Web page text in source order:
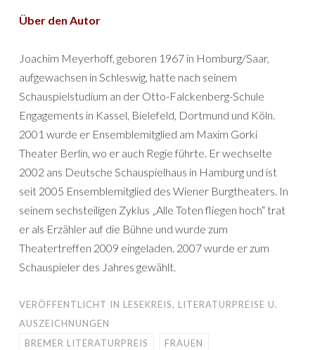
Über den Autor
Joachim Meyerhoff, geboren 1967 in Homburg/Saar,
aufgewachsen in Schleswig, hatte nach seinem
Schauspielstudium an der Otto-Falckenberg-Schule
Engagements in Kassel, Bielefeld, Dortmund und Köln.
2001 wurde er Ensemblemitglied am Maxim Gorki
Theater Berlin, wo er auch Regie führte. Er wechselte
2002 ans Deutsche Schauspielhaus in Hamburg und ist
seit 2005 Ensemblemitglied des Wiener Burgtheaters. In
seinem sechsteiligen Zyklus „Alle Toten fliegen hoch“ trat
er als Erzähler auf die Bühne und wurde zum
Theatertreffen 2009 eingeladen. 2007 wurde er zum
Schauspieler des Jahres gewählt.
VERÖFFENTLICHT IN LESEKREIS, LITERATURPREISE U.
AUSZEICHNUNGEN
BREMER LITERATURPREIS
FRAUEN